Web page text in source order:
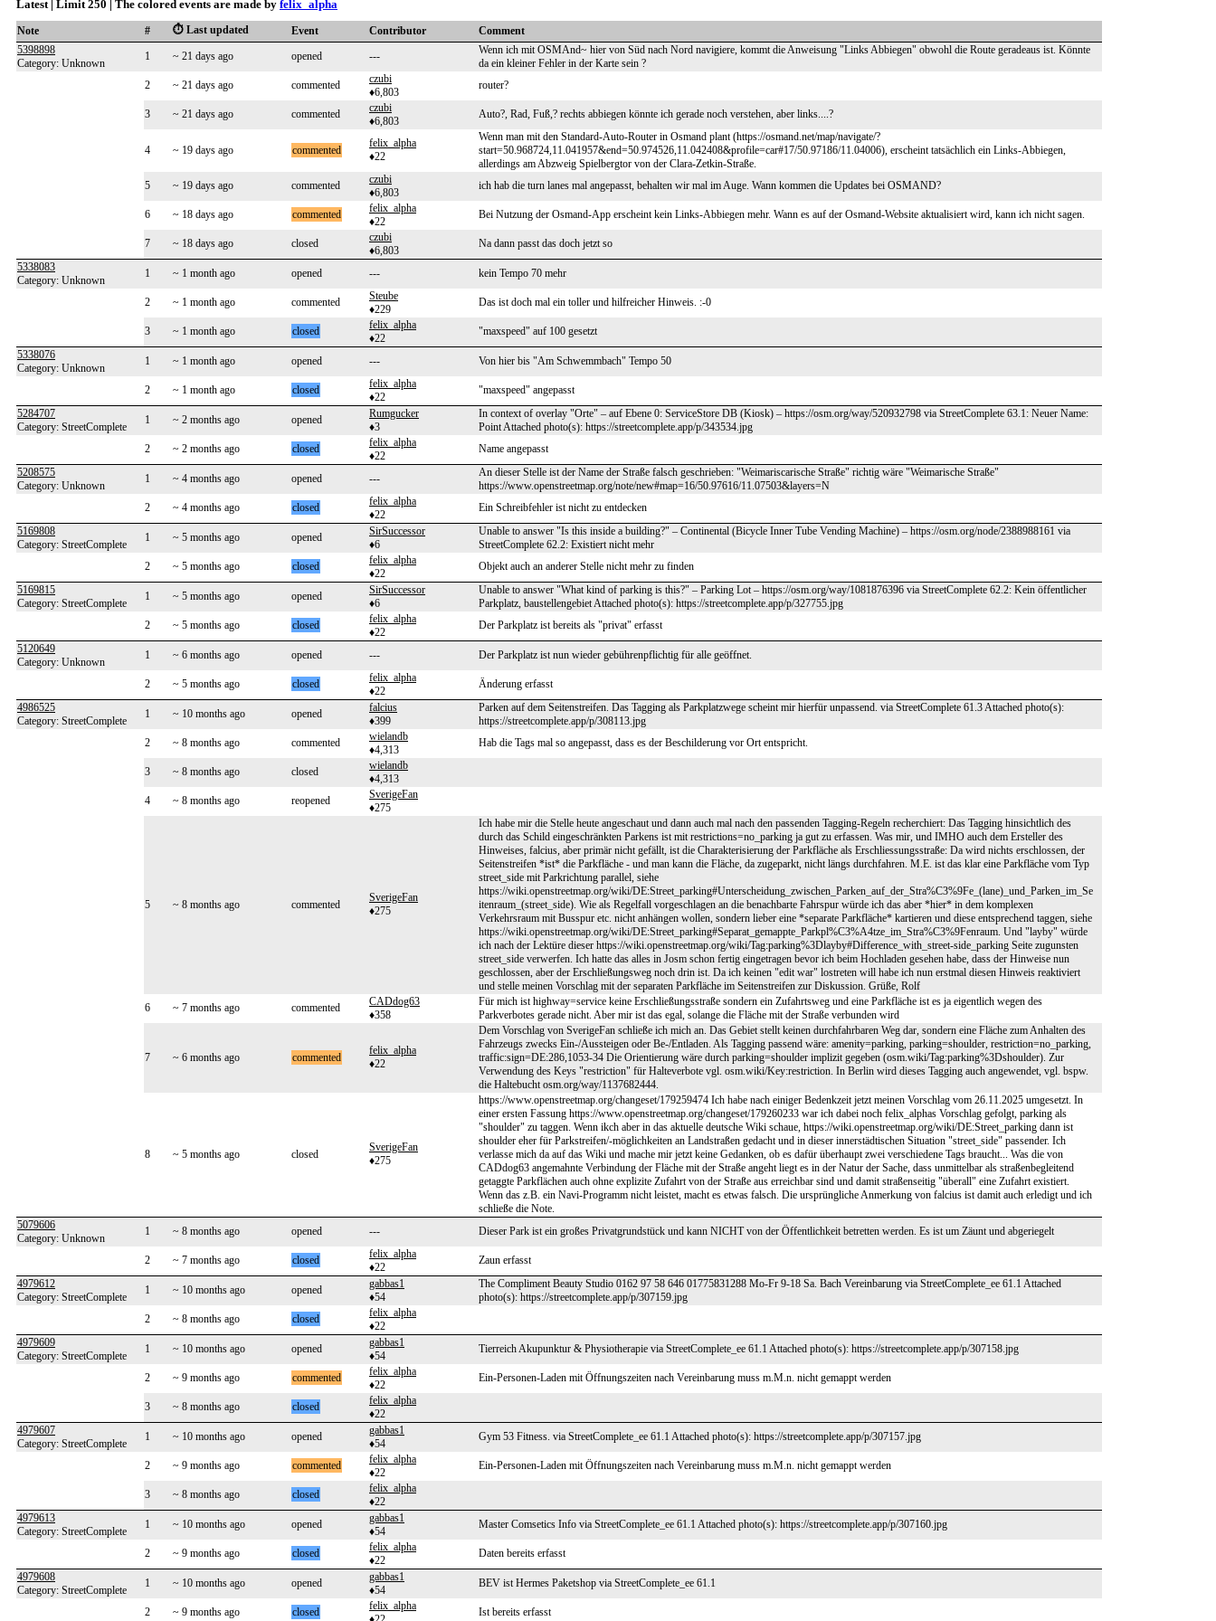
Latest | Limit 250 | The colored events are made by felix_alpha
Note # ⏱️ Last updated Event Contributor
Comment
5398898
Category: Unknown
1 ~ 21 days ago opened ---
Wenn ich mit OSMAnd~ hier von Süd nach Nord navigiere, kommt die Anweisung "Links Abbiegen" obwohl die Route geradeaus ist. Könnte
da ein kleiner Fehler in der Karte sein ?
2
~ 21 days ago commented
czubi
♦6,803
router?
3 ~ 21 days ago commented
czubi
♦6,803
Auto?, Rad, Fuß,? rechts abbiegen könnte ich gerade noch verstehen, aber links....?
4 ~ 19 days ago commented
felix_alpha
♦22
Wenn man mit den Standard-Auto-Router in Osmand plant (https://osmand.net/map/navigate/?
start=50.968724,11.041957&end=50.974526,11.042408&profile=car#17/50.97186/11.04006), erscheint tatsächlich ein Links-Abbiegen,
allerdings am Abzweig Spielbergtor von der Clara-Zetkin-Straße.
5
~ 19 days ago commented
czubi
♦6,803
ich hab die turn lanes mal angepasst, behalten wir mal im Auge. Wann kommen die Updates bei OSMAND?
6 ~ 18 days ago commented
felix_alpha
♦22
Bei Nutzung der Osmand-App erscheint kein Links-Abbiegen mehr. Wann es auf der Osmand-Website aktualisiert wird, kann ich nicht sagen.
7 ~ 18 days ago closed
czubi
♦6,803
Na dann passt das doch jetzt so
5338083
Category: Unknown
1 ~ 1 month ago opened --- kein Tempo 70 mehr
2 ~ 1 month ago commented
Steube
♦229
Das ist doch mal ein toller und hilfreicher Hinweis. :-0
3 ~ 1 month ago closed
felix_alpha
♦22
"maxspeed" auf 100 gesetzt
5338076
Category: Unknown
1 ~ 1 month ago opened --- Von hier bis "Am Schwemmbach" Tempo 50
2 ~ 1 month ago closed
felix_alpha
♦22
"maxspeed" angepasst
5284707
Category: StreetComplete
1 ~ 2 months ago opened
Rumgucker
♦3
In context of overlay "Orte" – auf Ebene 0: ServiceStore DB (Kiosk) – https://osm.org/way/520932798 via StreetComplete 63.1: Neuer Name:
Point Attached photo(s): https://streetcomplete.app/p/343534.jpg
2
~ 2 months ago closed
felix_alpha
♦22
Name angepasst
5208575
Category: Unknown
1 ~ 4 months ago opened ---
An dieser Stelle ist der Name der Straße falsch geschrieben: "Weimariscarische Straße" richtig wäre "Weimarische Straße"
https://www.openstreetmap.org/note/new#map=16/50.97616/11.07503&layers=N
2
~ 4 months ago closed
felix_alpha
♦22
Ein Schreibfehler ist nicht zu entdecken
5169808
Category: StreetComplete
1 ~ 5 months ago opened
SirSuccessor
♦6
Unable to answer "Is this inside a building?" – Continental (Bicycle Inner Tube Vending Machine) – https://osm.org/node/2388988161 via
StreetComplete 62.2: Existiert nicht mehr
2
~ 5 months ago closed
felix_alpha
♦22
Objekt auch an anderer Stelle nicht mehr zu finden
5169815
Category: StreetComplete
1 ~ 5 months ago opened
SirSuccessor
♦6
Unable to answer "What kind of parking is this?" – Parking Lot – https://osm.org/way/1081876396 via StreetComplete 62.2: Kein öffentlicher
Parkplatz, baustellengebiet Attached photo(s): https://streetcomplete.app/p/327755.jpg
2
~ 5 months ago closed
felix_alpha
♦22
Der Parkplatz ist bereits als "privat" erfasst
5120649
Category: Unknown
1 ~ 6 months ago opened --- Der Parkplatz ist nun wieder gebührenpflichtig für alle geöffnet.
2 ~ 5 months ago closed
felix_alpha
♦22
Änderung erfasst
4986525
Category: StreetComplete
1 ~ 10 months ago opened
falcius
♦399
Parken auf dem Seitenstreifen. Das Tagging als Parkplatzwege scheint mir hierfür unpassend. via StreetComplete 61.3 Attached photo(s):
https://streetcomplete.app/p/308113.jpg
2
~ 8 months ago commented
wielandb
♦4,313
Hab die Tags mal so angepasst, dass es der Beschilderung vor Ort entspricht.
3 ~ 8 months ago closed
wielandb
♦4,313
4
~ 8 months ago reopened
SverigeFan
♦275
5 ~ 8 months ago commented
SverigeFan
♦275
Ich habe mir die Stelle heute angeschaut und dann auch mal nach den passenden Tagging-Regeln recherchiert: Das Tagging hinsichtlich des
durch das Schild eingeschränkten Parkens ist mit restrictions=no_parking ja gut zu erfassen. Was mir, und IMHO auch dem Ersteller des
Hinweises, falcius, aber primär nicht gefällt, ist die Charakterisierung der Parkfläche als Erschliessungsstraße: Da wird nichts erschlossen, der
Seitenstreifen *ist* die Parkfläche - und man kann die Fläche, da zugeparkt, nicht längs durchfahren. M.E. ist das klar eine Parkfläche vom Typ
street_side mit Parkrichtung parallel, siehe
https://wiki.openstreetmap.org/wiki/DE:Street_parking#Unterscheidung_zwischen_Parken_auf_der_Stra%C3%9Fe_(lane)_und_Parken_im_Se
itenraum_(street_side). Wie als Regelfall vorgeschlagen an die benachbarte Fahrspur würde ich das aber *hier* in dem komplexen
Verkehrsraum mit Busspur etc. nicht anhängen wollen, sondern lieber eine *separate Parkfläche* kartieren und diese entsprechend taggen, siehe
https://wiki.openstreetmap.org/wiki/DE:Street_parking#Separat_gemappte_Parkpl%C3%A4tze_im_Stra%C3%9Fenraum. Und "layby" würde
ich nach der Lektüre dieser https://wiki.openstreetmap.org/wiki/Tag:parking%3Dlayby#Difference_with_street-side_parking Seite zugunsten
street_side verwerfen. Ich hatte das alles in Josm schon fertig eingetragen bevor ich beim Hochladen gesehen habe, dass der Hinweise nun
geschlossen, aber der Erschließungsweg noch drin ist. Da ich keinen "edit war" lostreten will habe ich nun erstmal diesen Hinweis reaktiviert
und stelle meinen Vorschlag mit der separaten Parkfläche im Seitenstreifen zur Diskussion. Grüße, Rolf
6
~ 7 months ago commented
CADdog63
♦358
Für mich ist highway=service keine Erschließungsstraße sondern ein Zufahrtsweg und eine Parkfläche ist es ja eigentlich wegen des
Parkverbotes gerade nicht. Aber mir ist das egal, solange die Fläche mit der Straße verbunden wird
7 ~ 6 months ago commented
felix_alpha
♦22
Dem Vorschlag von SverigeFan schließe ich mich an. Das Gebiet stellt keinen durchfahrbaren Weg dar, sondern eine Fläche zum Anhalten des
Fahrzeugs zwecks Ein-/Aussteigen oder Be-/Entladen. Als Tagging passend wäre: amenity=parking, parking=shoulder, restriction=no_parking,
traffic:sign=DE:286,1053-34 Die Orientierung wäre durch parking=shoulder implizit gegeben (osm.wiki/Tag:parking%3Dshoulder). Zur
Verwendung des Keys "restriction" für Halteverbote vgl. osm.wiki/Key:restriction. In Berlin wird dieses Tagging auch angewendet, vgl. bspw.
die Haltebucht osm.org/way/1137682444.
8 ~ 5 months ago closed
SverigeFan
♦275
https://www.openstreetmap.org/changeset/179259474 Ich habe nach einiger Bedenkzeit jetzt meinen Vorschlag vom 26.11.2025 umgesetzt. In
einer ersten Fassung https://www.openstreetmap.org/changeset/179260233 war ich dabei noch felix_alphas Vorschlag gefolgt, parking als
"shoulder" zu taggen. Wenn ikch aber in das aktuelle deutsche Wiki schaue, https://wiki.openstreetmap.org/wiki/DE:Street_parking dann ist
shoulder eher für Parkstreifen/-möglichkeiten an Landstraßen gedacht und in dieser innerstädtischen Situation "street_side" passender. Ich
verlasse mich da auf das Wiki und mache mir jetzt keine Gedanken, ob es dafür überhaupt zwei verschiedene Tags braucht... Was die von
CADdog63 angemahnte Verbindung der Fläche mit der Straße angeht liegt es in der Natur der Sache, dass unmittelbar als straßenbegleitend
getaggte Parkflächen auch ohne explizite Zufahrt von der Straße aus erreichbar sind und damit straßenseitig "überall" eine Zufahrt existiert.
Wenn das z.B. ein Navi-Programm nicht leistet, macht es etwas falsch. Die ursprüngliche Anmerkung von falcius ist damit auch erledigt und ich
schließe die Note.
5079606
Category: Unknown
1 ~ 8 months ago opened --- Dieser Park ist ein großes Privatgrundstück und kann NICHT von der Öffentlichkeit betretten werden. Es ist um Zäunt und abgeriegelt
2 ~ 7 months ago closed
felix_alpha
♦22
Zaun erfasst
4979612
Category: StreetComplete
1 ~ 10 months ago opened
gabbas1
♦54
The Compliment Beauty Studio 0162 97 58 646 01775831288 Mo-Fr 9-18 Sa. Bach Vereinbarung via StreetComplete_ee 61.1 Attached
photo(s): https://streetcomplete.app/p/307159.jpg
2
~ 8 months ago closed
felix_alpha
♦22
4979609
Category: StreetComplete
1 ~ 10 months ago opened
gabbas1
♦54
Tierreich Akupunktur & Physiotherapie via StreetComplete_ee 61.1 Attached photo(s): https://streetcomplete.app/p/307158.jpg
2 ~ 9 months ago commented
felix_alpha
♦22
Ein-Personen-Laden mit Öffnungszeiten nach Vereinbarung muss m.M.n. nicht gemappt werden
3 ~ 8 months ago closed
felix_alpha
♦22
4979607
Category: StreetComplete
1 ~ 10 months ago opened
gabbas1
♦54
Gym 53 Fitness. via StreetComplete_ee 61.1 Attached photo(s): https://streetcomplete.app/p/307157.jpg
2 ~ 9 months ago commented
felix_alpha
♦22
Ein-Personen-Laden mit Öffnungszeiten nach Vereinbarung muss m.M.n. nicht gemappt werden
3 ~ 8 months ago closed
felix_alpha
♦22
4979613
Category: StreetComplete
1 ~ 10 months ago opened
gabbas1
♦54
Master Comsetics Info via StreetComplete_ee 61.1 Attached photo(s): https://streetcomplete.app/p/307160.jpg
2 ~ 9 months ago closed
felix_alpha
♦22
Daten bereits erfasst
4979608
Category: StreetComplete
1 ~ 10 months ago opened
gabbas1
♦54
BEV ist Hermes Paketshop via StreetComplete_ee 61.1
2 ~ 9 months ago closed
felix_alpha
Ist bereits erfasst